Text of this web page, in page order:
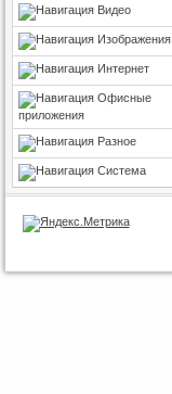
Видео
Изображения
Интернет
Офисные
приложения
Разное
Система